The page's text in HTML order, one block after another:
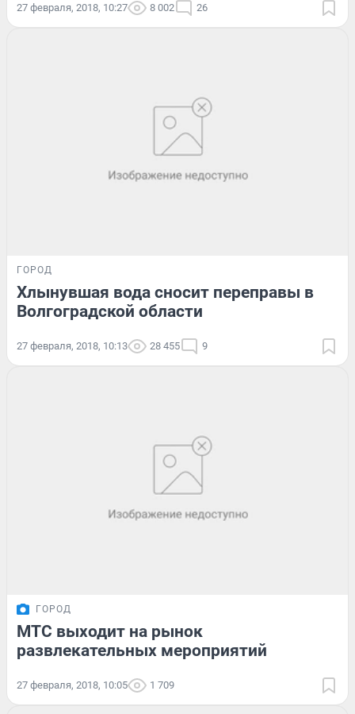
27 февраля, 2018, 10:27 8 002 26
ГОРОД
Хлынувшая вода сносит переправы в
Волгоградской области
27 февраля, 2018, 10:13 28 455 9
ГОРОД
МТС выходит на рынок
развлекательных мероприятий
27 февраля, 2018, 10:05 1 709